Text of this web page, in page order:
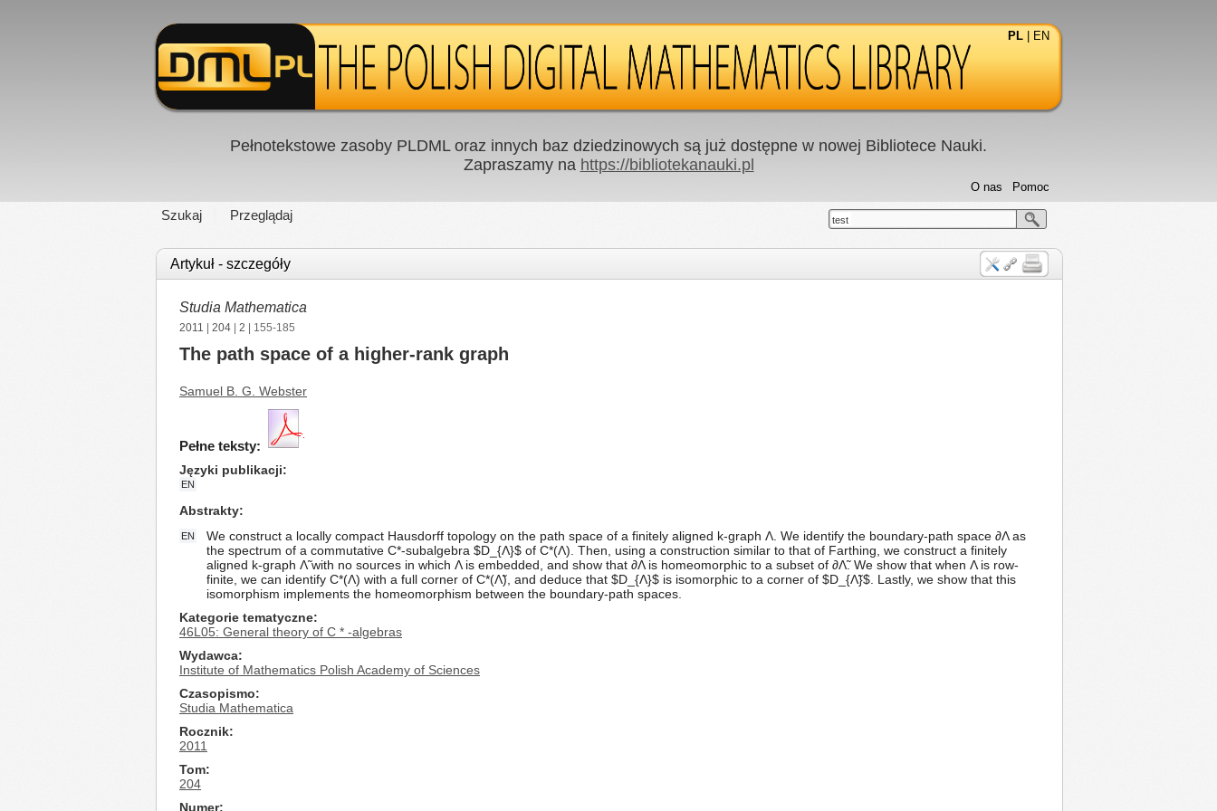
PL EN
Pełnotekstowe zasoby PLDML oraz innych baz dziedzinowych są już dostępne w nowej Bibliotece Nauki.
Zapraszamy na https://bibliotekanauki.pl
Szukaj Przeglądaj
Pomoc
O nas
test
Artykuł - szczegóły
Studia Mathematica
2011 204 2 | 155-185
The path space of a higher-rank graph
Samuel B. G. Webster
Pełne teksty:
Języki publikacji
EN
Abstrakty
EN
We construct a locally compact Hausdorff topology on the path space of a finitely aligned k-graph Λ. We identify the boundary-path space ∂Λ as
the spectrum of a commutative C*-subalgebra $D_{Λ}$ of C*(Λ). Then, using a construction similar to that of Farthing, we construct a finitely
aligned k-graph Λ̃ with no sources in which Λ is embedded, and show that ∂Λ is homeomorphic to a subset of ∂Λ̃. We show that when Λ is row-
finite, we can identify C*(Λ) with a full corner of C*(Λ̃), and deduce that $D_{Λ}$ is isomorphic to a corner of $D_{Λ̃}$. Lastly, we show that this
isomorphism implements the homeomorphism between the boundary-path spaces.
Kategorie tematyczne
46L05: General theory of C * -algebras
Wydawca
Institute of Mathematics Polish Academy of Sciences
Czasopismo
Studia Mathematica
Rocznik
2011
Tom
204
Numer